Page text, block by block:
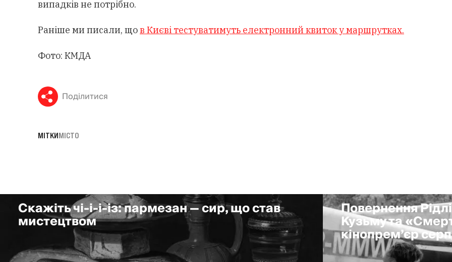
випадків не потрібно.
Раніше ми писали, щов Києві тестуватимуть електронний квиток у маршрутках.
Фото: КМДА
Поділитися
МІТКИМІСТО
Скажіть чі-і-і-із: пармезан — сир, що став
мистецтвом
Повернення
Кузьму та
кінопрем’єр